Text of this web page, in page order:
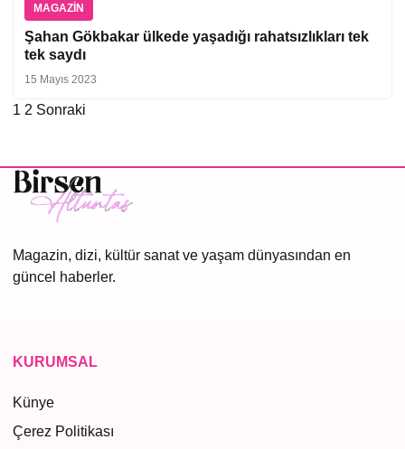
MAGAZIN
Şahan Gökbakar ülkede yaşadığı rahatsızlıkları tek
tek saydı
15 Mayıs 2023
Yazı
1 2 Sonraki
Magazin, dizi, kültür sanat ve yaşam dünyasından en
güncel haberler.
KURUMSAL
Künye
Çerez Politikası